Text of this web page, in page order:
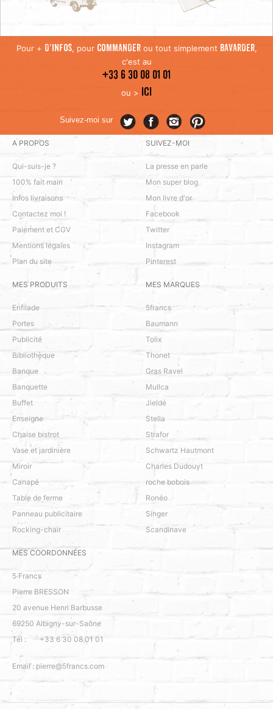
Pour + D'INFOS, pour COMMANDERou tout simplement BAVARDER,
c'est au
+33 6 30 08 01 01
ou > ICI
Suivez-moi sur
A PROPOS
Qui-suis-je ?
100% fait main
Infos livraisons
Contactez moi !
Paiement et CGV
Mentions légales
Plan du site
SUIVEZ-MOI
La presse en parle
Mon super blog
Mon livre d'or
Facebook
Twitter
Instagram
Pinterest
MES PRODUITS
Enfilade
Portes
Publicité
Bibliothèque
Banque
Banquette
Buffet
Enseigne
Chaise bistrot
Vase et jardinière
Miroir
Canapé
Table de ferme
Panneau publicitaire
Rocking-chair
MES MARQUES
5francs
Baumann
Tolix
Thonet
Gras Ravel
Mullca
Jieldé
Stella
Strafor
Schwartz Hautmont
Charles Dudouyt
roche bobois
Ronéo
Singer
Scandinave
MES COORDONNÉES
5 Francs
Pierre BRESSON
20 avenue Henri Barbusse
69250 Albigny-sur-Saône
Tél :
+33 6 30 08 01 01
Email : pierre@5francs.com